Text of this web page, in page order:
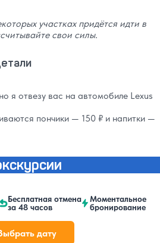
участках придётся идти в
свои силы.
я отвезу вас на автомобиле Lexus
пончики — 150 ₽ и напитки —
Бесплатная отмена
за 48 часов
Моментальное
бронирование
дату